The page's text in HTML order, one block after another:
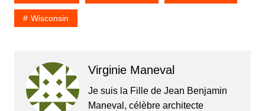
Wisconsin
Virginie Maneval
Je suis la Fille de Jean Benjamin
Maneval, célèbre architecte